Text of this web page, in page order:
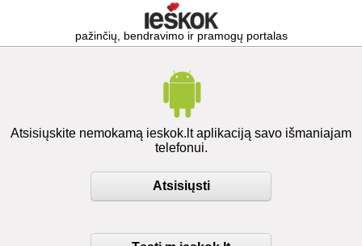
pažinčių, bendravimo ir pramogų portalas
Atsisiųskite nemokamą ieskok.lt aplikaciją savo išmaniajam
telefonui.
Atsisiųsti